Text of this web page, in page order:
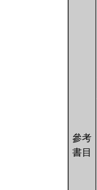
參考
書目